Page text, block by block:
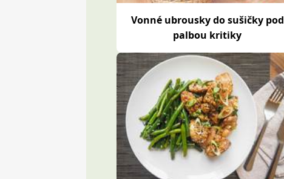
Vonné ubrousky do sušičky pod
palbou kritiky